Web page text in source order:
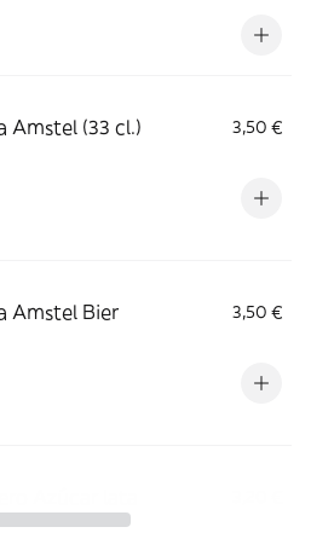
Amstel (33 cl.)
3,50 €
Amstel Bier
3,50 €